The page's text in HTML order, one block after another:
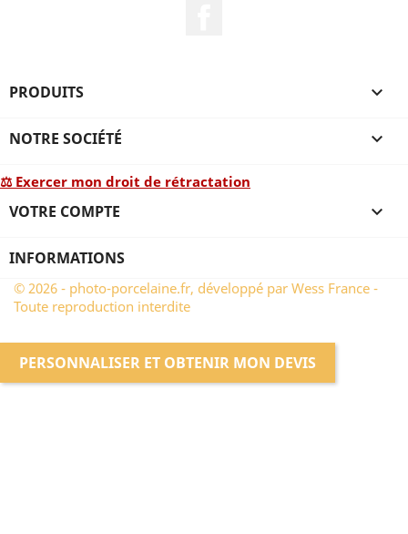
PRODUITS 
NOTRE SOCIÉTÉ 
⚖ Exercer mon droit de rétractation
VOTRE COMPTE 
INFORMATIONS
© 2026 - photo-porcelaine.fr, développé par Wess France -
Toute reproduction interdite
PERSONNALISER ET OBTENIR MON DEVIS